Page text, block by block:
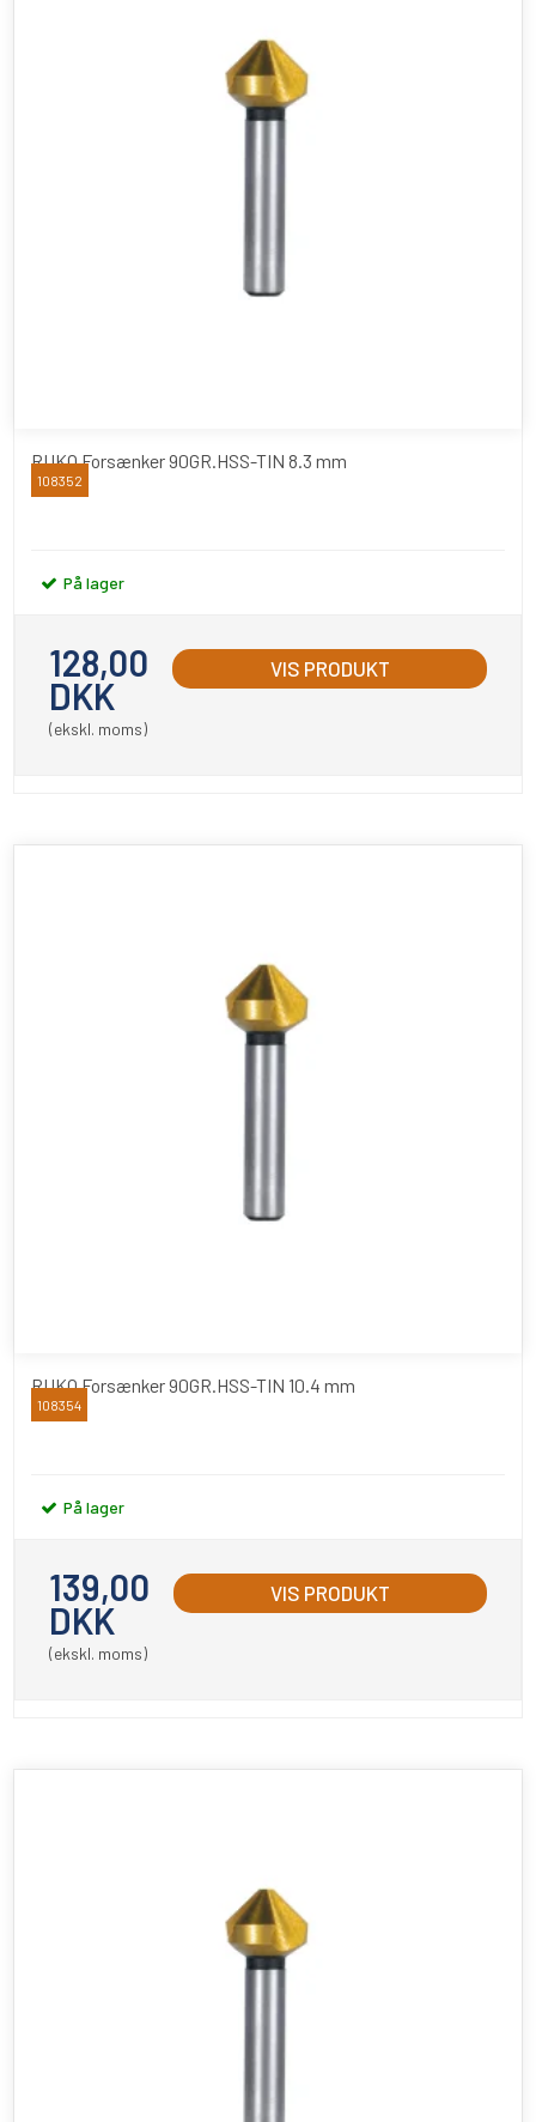
RUKO Forsænker 90GR.HSS-TIN 8.3 mm
RUKO
108352
På lager
128,00
DKK
(ekskl. moms)
VIS PRODUKT
RUKO Forsænker 90GR.HSS-TIN 10.4 mm
RUKO
108354
På lager
139,00
DKK
(ekskl. moms)
VIS PRODUKT